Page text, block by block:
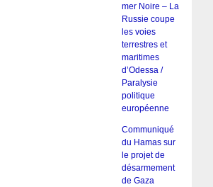
mer Noire – La
Russie coupe
les voies
terrestres et
maritimes
d’Odessa /
Paralysie
politique
européenne
Communiqué
du Hamas sur
le projet de
désarmement
de Gaza